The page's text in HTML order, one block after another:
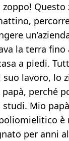
Questo
la terra fino
a piedi.
lavoro, lo
perché
Mio
è
per anni